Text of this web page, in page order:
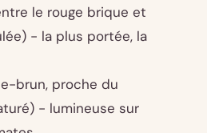
le rouge brique et
- la plus portée, la
brun, proche du
- lumineuse sur